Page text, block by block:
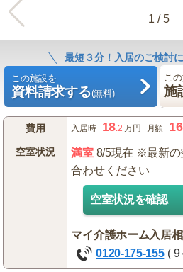
1 /5
最短３分！入居のご検討
この施設を
資料請求する(無料)
こ
施
費用 入居時 18.2 万円 月額 16
空室状況 満室8/5現在 ※最新の
合わせください
空室状況を確認
マイ介護ホーム入居
0120-175-155 ( 9